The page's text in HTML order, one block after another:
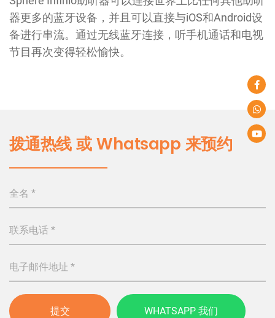
器更多的蓝牙设备，并且可以直接与iOS和Android设
备进行串流。通过无线蓝牙连接，听手机通话和电视
节目再次变得轻松愉快。
拨通热线 或 Whatsapp 来预约
提交 WHATSAPP 我们